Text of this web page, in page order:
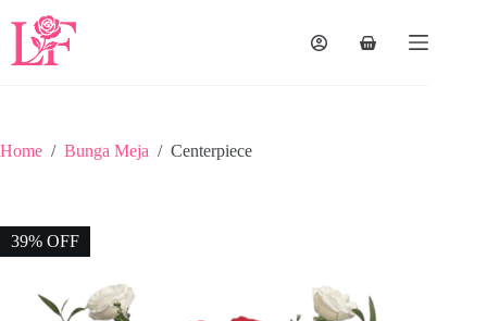
Home / Bunga Meja / Centerpiece
39% OFF